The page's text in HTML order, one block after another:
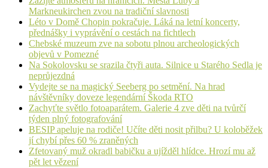
Markneukirchen zvou na tradiční slavnosti
Léto v Domě Chopin pokračuje. Láká na letní koncerty,
přednášky i vyprávění o cestách na fichtlech
Chebské muzeum zve na sobotu plnou archeologických
objevů v Pomezné
Na Sokolovsku se srazila čtyři auta. Silnice u Starého Sedla je
neprůjezdná
Vydejte se na magický Seeberg po setmění. Na hrad
návštěvníky doveze legendární Škoda RTO
Zachyťte světlo fotoaparátem. Galerie 4 zve děti na tvůrčí
týden plný fotografování
BESIP apeluje na rodiče! Učíte děti nosit přilbu? U koloběžek
jí chybí přes 60 % zraněných
Zfetovaný muž okradl babičku a ujížděl hlídce. Hrozí mu až
pět let vězení